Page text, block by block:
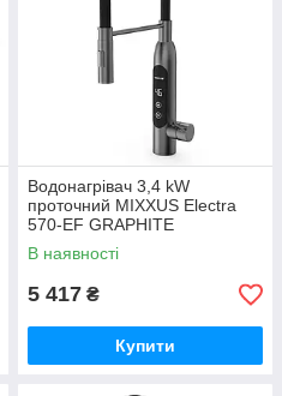
Водонагрівач 3,4 kW
проточний MIXXUS Electra
570-EF GRAPHITE
нержавіюча сталь, з індик.
темп., рефлекторний вилив,
В наявності
5 417 ₴
Купити